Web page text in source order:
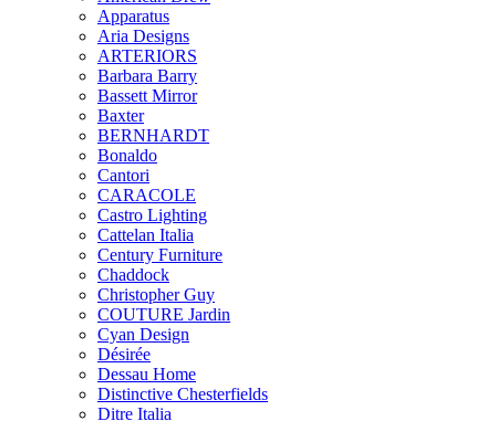
Apparatus
Aria Designs
ARTERIORS
Barbara Barry
Bassett Mirror
Baxter
BERNHARDT
Bonaldo
Cantori
CARACOLE
Castro Lighting
Cattelan Italia
Century Furniture
Chaddock
Christopher Guy
COUTURE Jardin
Cyan Design
Désirée
Dessau Home
Distinctive Chesterfields
Ditre Italia